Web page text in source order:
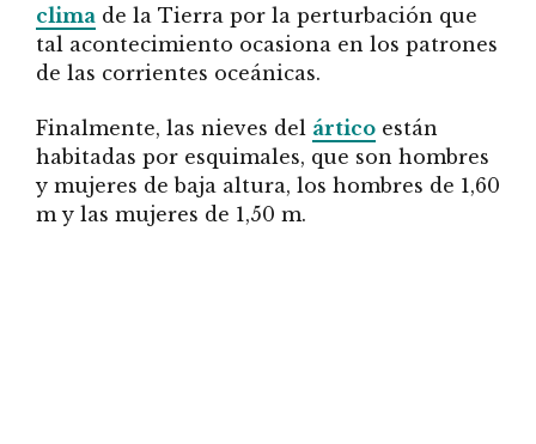
clima de la Tierra por la perturbación que
tal acontecimiento ocasiona en los patrones
de las corrientes oceánicas.
Finalmente, las nieves del ártico están
habitadas por esquimales, que son hombres
y mujeres de baja altura, los hombres de 1,60
m y las mujeres de 1,50 m.